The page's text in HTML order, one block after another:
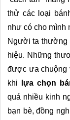
thử các loại
như có cho mình
Người ta thường
hiệu. Những
được ưa chuộng
khi
lựa chọn
quá nhiều kinh
bạn bè, đồng